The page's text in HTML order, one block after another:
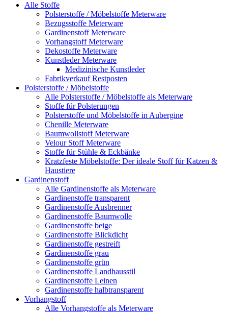
Alle Stoffe
Polsterstoffe / Möbelstoffe Meterware
Bezugsstoffe Meterware
Gardinenstoff Meterware
Vorhangstoff Meterware
Dekostoffe Meterware
Kunstleder Meterware
Medizinische Kunstleder
Fabrikverkauf Restposten
Polsterstoffe / Möbelstoffe
Alle Polsterstoffe / Möbelstoffe als Meterware
Stoffe für Polsterungen
Polsterstoffe und Möbelstoffe in Aubergine
Chenille Meterware
Baumwollstoff Meterware
Velour Stoff Meterware
Stoffe für Stühle & Eckbänke
Kratzfeste Möbelstoffe: Der ideale Stoff für Katzen &
Haustiere
Gardinenstoff
Alle Gardinenstoffe als Meterware
Gardinenstoffe transparent
Gardinenstoffe Ausbrenner
Gardinenstoffe Baumwolle
Gardinenstoffe beige
Gardinenstoffe Blickdicht
Gardinenstoffe gestreift
Gardinenstoffe grau
Gardinenstoffe grün
Gardinenstoffe Landhausstil
Gardinenstoffe Leinen
Gardinenstoffe halbtransparent
Vorhangstoff
Alle Vorhangstoffe als Meterware